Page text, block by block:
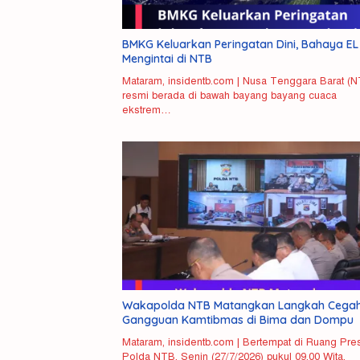
BMKG Keluarkan Peringatan Dini, Bahaya
Mengintai di NTB
Mataram, insidentb.com | Nusa Tenggara Barat
resmi berada di bawah bayang bayang cuaca
ekstrem…
Wakapolda NTB Matangkan Langkah
Gangguan Kamtibmas di Bima dan Dompu
Mataram, insidentb.com | Bertempat di Ruang
Polda NTB, Senin (27/7/2026) pukul 09.00 Wita,
Misteri
Mahasiswi
Unram
Terkuak,
Pelaku
Pembunuhan
NDR
Polisi Ringkus
Kurir Ganja
Antarprovinsi
di Pasaman
Barat
Pemda
pada
untuk
Evaluasi
Kinerja